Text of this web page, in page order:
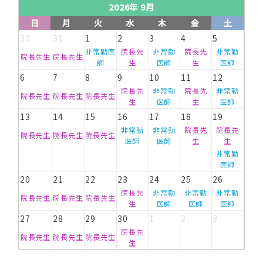
2026年 9月
日 月 火 水 木 金
土
30
31 1 2 3 4 5
院長先生 院長先生
非常勤医
師
院長先
生
非常勤
医師
院長先
生
非常勤
医師
6 7 8 9 10 11 12
院長先生 院長先生 院長先生
院長先
生
非常勤
医師
院長先
生
非常勤
医師
13 14 15 16 17 18 19
院長先生 院長先生 院長先生
非常勤
医師
非常勤
医師
院長先
生
院長先
生
非常勤
医師
20 21 22 23 24 25 26
院長先生 院長先生 院長先生
院長先
生
非常勤
医師
非常勤
医師
非常勤
医師
27 28 29 30 1 2 3
院長先生 院長先生 院長先生
院長先
生